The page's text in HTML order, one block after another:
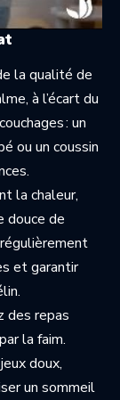
la qualité de
à l’écart du
: un
ou un coussin
la chaleur,
douce de
et garantir
des repas
la faim.
doux,
un sommeil